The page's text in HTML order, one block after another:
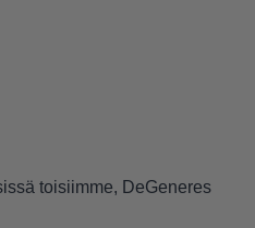
toisiimme, DeGeneres